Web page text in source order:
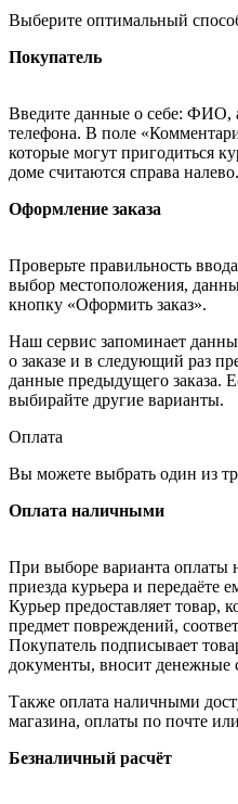
Выберите оптимальный
Покупатель
Введите данные о себе: ФИО,
телефона. В поле
которые могут пригодиться
доме считаются справа налево.
Оформление заказа
Проверьте правильность
выбор местоположения,
кнопку «Оформить заказ».
Наш сервис запоминает
о заказе и в следующий раз
данные предыдущего заказа.
выбирайте другие варианты.
Оплата
Вы можете выбрать один из
Оплата наличными
При выборе варианта оплаты
приезда курьера и передаёте
Курьер предоставляет товар,
предмет повреждений,
Покупатель подписывает
документы, вносит денежные
Также оплата наличными
магазина, оплаты по почте
Безналичный расчёт